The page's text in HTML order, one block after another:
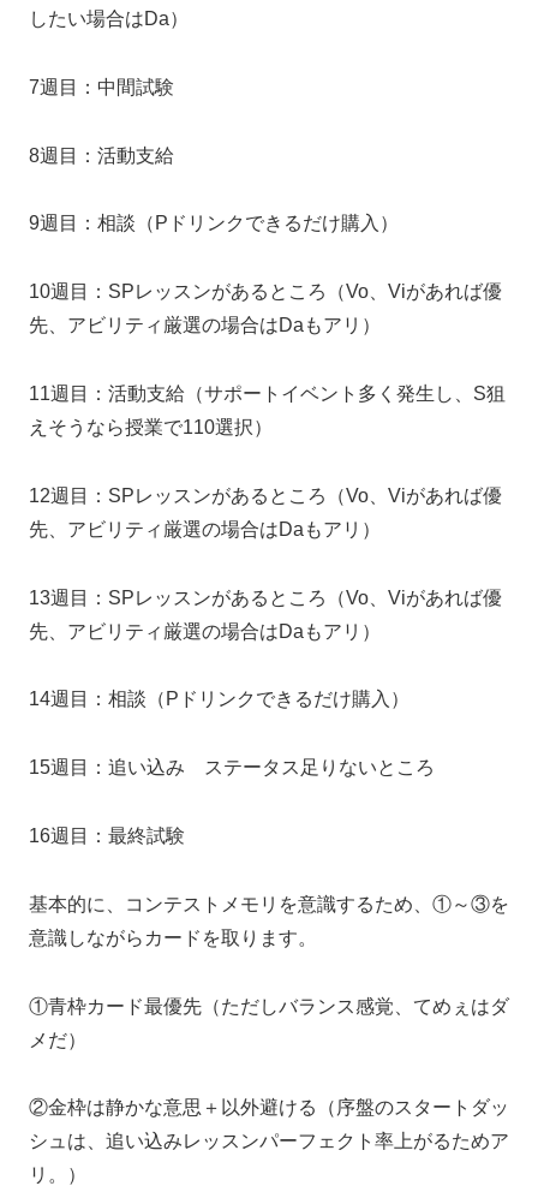
したい場合はDa）
7週目：中間試験
8週目：活動支給
9週目：相談（Pドリンクできるだけ購入）
10週目：SPレッスンがあるところ（Vo、Viがあれば優
先、アビリティ厳選の場合はDaもアリ）
11週目：活動支給（サポートイベント多く発生し、S狙
えそうなら授業で110選択）
12週目：SPレッスンがあるところ（Vo、Viがあれば優
先、アビリティ厳選の場合はDaもアリ）
13週目：SPレッスンがあるところ（Vo、Viがあれば優
先、アビリティ厳選の場合はDaもアリ）
14週目：相談（Pドリンクできるだけ購入）
15週目：追い込み ステータス足りないところ
16週目：最終試験
基本的に、コンテストメモリを意識するため、①～③を
意識しながらカードを取ります。
①青枠カード最優先（ただしバランス感覚、てめぇはダ
メだ）
②金枠は静かな意思＋以外避ける（序盤のスタートダッ
シュは、追い込みレッスンパーフェクト率上がるためア
リ。）